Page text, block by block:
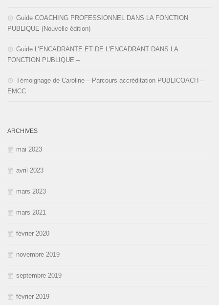
Guide COACHING PROFESSIONNEL DANS LA FONCTION
PUBLIQUE (Nouvelle édition)
Guide L’ENCADRANTE ET DE L’ENCADRANT DANS LA
FONCTION PUBLIQUE –
Témoignage de Caroline – Parcours accréditation PUBLICOACH –
EMCC
ARCHIVES
mai 2023
avril 2023
mars 2023
mars 2021
février 2020
novembre 2019
septembre 2019
février 2019